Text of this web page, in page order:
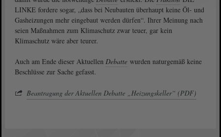
LINKE fordere sogar, „dass bei Neubauten überhaupt keine Öl- und
Gasheizungen mehr eingebaut werden dürfen“. Ihrer Meinung nach
seien Maßnahmen zum Klimaschutz zwar teuer, gar kein
Klimaschutz wäre aber teurer.
Auch am Ende dieser Aktuellen Debatte wurden naturgemäß keine
Beschlüsse zur Sache gefasst.
Beantragung der Aktuellen Debatte „Heizungskeller“ (PDF)